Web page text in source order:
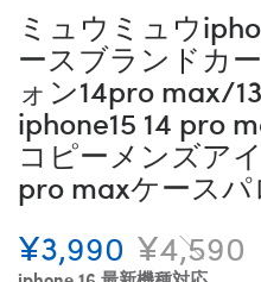
ミュウミュウ
ースブランドカ
ォン14pro max/
iphone15 14 pro
コピーメンズア
pro maxケースパ
¥3,990 ¥4,590